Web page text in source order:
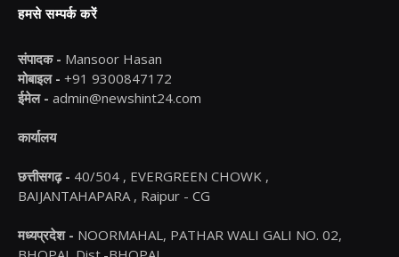
हमसे सम्पर्क करें
संपादक - Mansoor Hasan
मोबाइल - +91 9300847172
ईमेल - admin@newshint24.com
कार्यालय
छत्तीसगढ़ - 40/504 , EVERGREEN CHOWK ,
BAIJANTAHAPARA , Raipur - CG
मध्यप्रदेश - NOORMAHAL, PATHAR WALI GALI NO. 02,